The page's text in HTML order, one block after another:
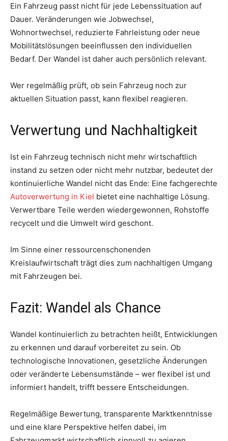
Ein Fahrzeug passt nicht für jede Lebenssituation auf
Dauer. Veränderungen wie Jobwechsel,
Wohnortwechsel, reduzierte Fahrleistung oder neue
Mobilitätslösungen beeinflussen den individuellen
Bedarf. Der Wandel ist daher auch persönlich relevant.
Wer regelmäßig prüft, ob sein Fahrzeug noch zur
aktuellen Situation passt, kann flexibel reagieren.
Verwertung und Nachhaltigkeit
Ist ein Fahrzeug technisch nicht mehr wirtschaftlich
instand zu setzen oder nicht mehr nutzbar, bedeutet der
kontinuierliche Wandel nicht das Ende: Eine fachgerechte
Autoverwertung in Kiel bietet eine nachhaltige Lösung.
Verwertbare Teile werden wiedergewonnen, Rohstoffe
recycelt und die Umwelt wird geschont.
Im Sinne einer ressourcenschonenden
Kreislaufwirtschaft trägt dies zum nachhaltigen Umgang
mit Fahrzeugen bei.
Fazit: Wandel als Chance
Wandel kontinuierlich zu betrachten heißt, Entwicklungen
zu erkennen und darauf vorbereitet zu sein. Ob
technologische Innovationen, gesetzliche Änderungen
oder veränderte Lebensumstände – wer flexibel ist und
informiert handelt, trifft bessere Entscheidungen.
Regelmäßige Bewertung, transparente Marktkenntnisse
und eine klare Perspektive helfen dabei, im